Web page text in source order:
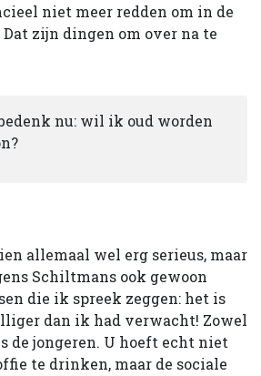
niet meer redden om in de
zijn dingen om over na te
nu: wil ik oud worden
allemaal wel erg serieus, maar
Schiltmans ook gewoon
die ik spreek zeggen: het is
dan ik had verwacht! Zowel
de jongeren. U hoeft echt niet
te drinken, maar de sociale